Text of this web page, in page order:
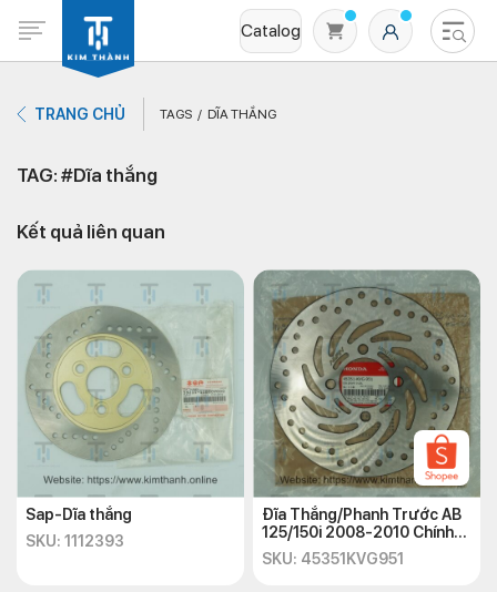
Catalog
Không có sản phẩm nào trong giỏ hàng
TRANG CHỦ TAGS DĨA THẮNG
TAG: #Dĩa thắng
Kết quả liên quan
Sap-Dĩa thắng
SKU: 1112393
Đĩa Thắng/Phanh Trước AB
125/150i 2008-2010 Chính
Hãng
SKU: 45351KVG951